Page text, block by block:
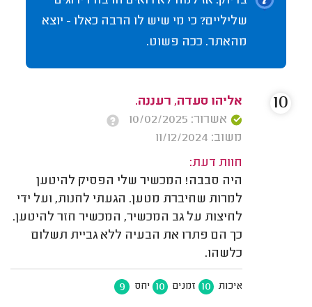
שליליים? כי מי שיש לו הרבה כאלו - יוצא
מהאתר. ככה פשוט.
אליהו סעדה, רעננה.
אשרור: 10/02/2025
משוב: 11/12/2024
חוות דעת:
היה סבבה! המכשיר שלי הפסיק להיטען
למרות שחיברת מטען. הגעתי לחנות, ועל ידי
לחיצות על גב המכשיר, המכשיר חזר להיטען.
כך הם פתרו את הבעיה ללא גביית תשלום
כלשהו.
איכות 10 זמנים 10 יחס 9
10